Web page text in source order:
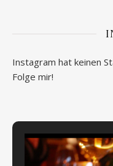
Instagram hat keinen
Folge mir!